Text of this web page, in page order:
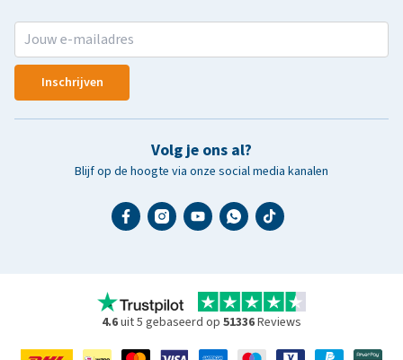
Inschrijven
Volg je ons al?
Blijf op de hoogte via onze social media kanalen
4.6uit 5 gebaseerd op 51336Reviews